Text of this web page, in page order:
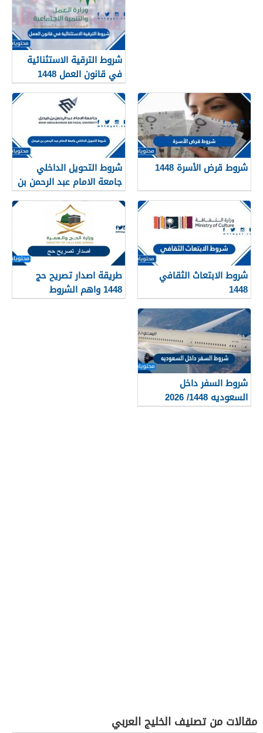
شروط الترقية الاستثنائية
في قانون العمل 1448
شروط قرض الأسرة 1448
شروط التحويل الداخلي
جامعة الامام عبد الرحمن بن
فيصل 1448
شروط الابتعاث الثقافي
1448
طريقة اصدار تصريح حج
1448 واهم الشروط
المطلوبة بالتفصيل
شروط السفر داخل
السعوديه 1448/ 2026
مقالات من تصنيف الخليج العربي